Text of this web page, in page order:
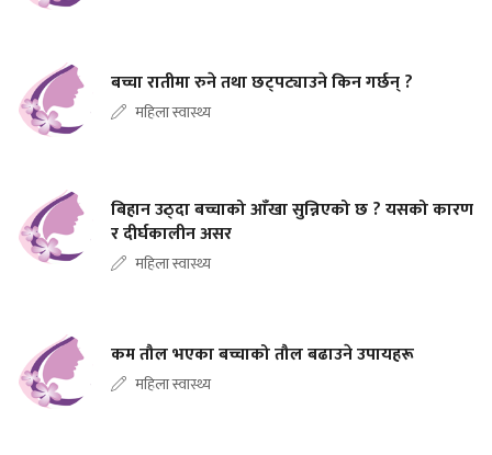
बच्चा रातीमा रुने तथा छट्पट्याउने किन गर्छन् ?
महिला स्वास्थ्य
बिहान उठ्दा बच्चाको आँखा सुन्निएको छ ? यसको कारण
र दीर्घकालीन असर
महिला स्वास्थ्य
कम तौल भएका बच्चाको तौल बढाउने उपायहरू
महिला स्वास्थ्य